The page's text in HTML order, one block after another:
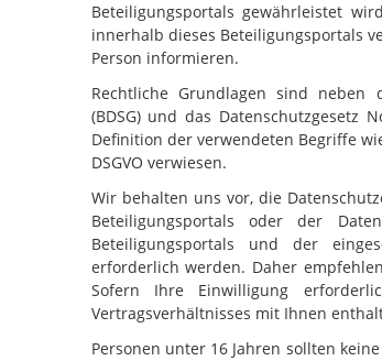
Beteiligungsportals gewährleistet
innerhalb dieses Beteiligungsportals
Person informieren.
Rechtliche Grundlagen sind neben
(BDSG) und das Datenschutzgesetz
Definition der verwendeten Begriffe
DSGVO verwiesen.
Wir behalten uns vor, die
Beteiligungsportals oder der
Beteiligungsportals und der
erforderlich werden. Daher
Sofern Ihre Einwilligung
Vertragsverhältnisses mit Ihnen
Personen unter 16 Jahren sollten